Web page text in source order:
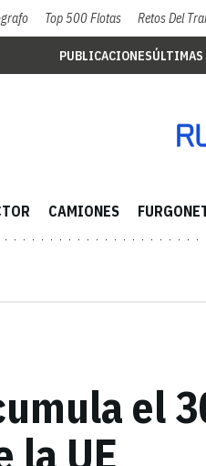
Top 500 Flotas Retos Del
PUBLICACIONES
CAMIONES
el
la UE